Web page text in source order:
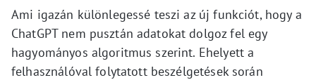
Ami igazán különlegessé teszi az új funkciót, hogy a
ChatGPT nem pusztán adatokat dolgoz fel egy
hagyományos algoritmus szerint. Ehelyett a
felhasználóval folytatott beszélgetések során